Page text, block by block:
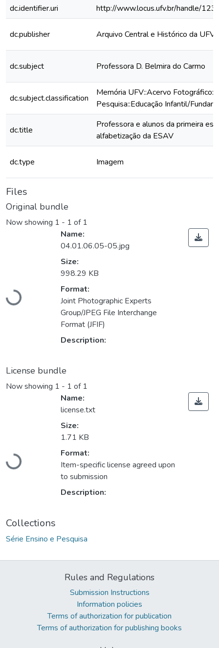
dc.identifier.uri http://www.locus.ufv.br/handle/
dc.publisher Arquivo Central e Histórico da UFV
dc.subject Professora D. Belmira do Carmo
dc.subject.classification
Memória UFV::Acervo
Pesquisa::Educação Infantil/
dc.title
Professora e alunos da primeira
alfabetização da ESAV
dc.type Imagem
Files
Original bundle
Now showing 1 - 1 of 1
Loading...
Name:
04.01.06.05-05.jpg
Size:
998.29 KB
Format:
Joint Photographic Experts
Group/JPEG File Interchange
Format (JFIF)
Description:
License bundle
Now showing 1 - 1 of 1
Loading...
Name:
license.txt
Size:
1.71 KB
Format:
Item-specific license agreed upon
to submission
Description:
Collections
Série Ensino e Pesquisa
Rules and Regulations
Submission Instructions
Information policies
Terms of authorization for publication
Terms of authorization for publishing books